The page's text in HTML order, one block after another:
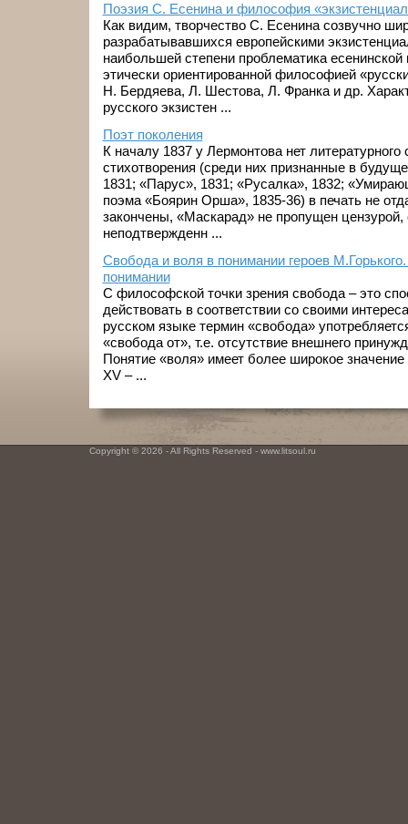
Поэзия С. Есенина и философия
Как видим, творчество С. Есенина созвучно
разрабатывавшихся европейскими
наибольшей степени проблематика есенинской
этически ориентированной философией
Н. Бердяева, Л. Шестова, Л. Франка и др.
русского экзистен ...
Поэт поколения
К началу 1837 у Лермонтова нет литературного
стихотворения (среди них признанные в
1831; «Парус», 1831; «Русалка», 1832;
поэма «Боярин Орша», 1835-36) в печать не
закончены, «Маскарад» не пропущен цензурой,
неподтвержденн ...
Свобода и воля в понимании героев
понимании
С философской точки зрения свобода – это
действовать в соответствии со своими
русском языке термин «свобода»
«свобода от», т.е. отсутствие внешнего
Понятие «воля» имеет более широкое
XV – ...
Copyright © 2026 - All Rights Reserved - www.litsoul.ru